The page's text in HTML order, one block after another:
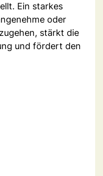
Ein starkes
oder
stärkt die
und fördert den